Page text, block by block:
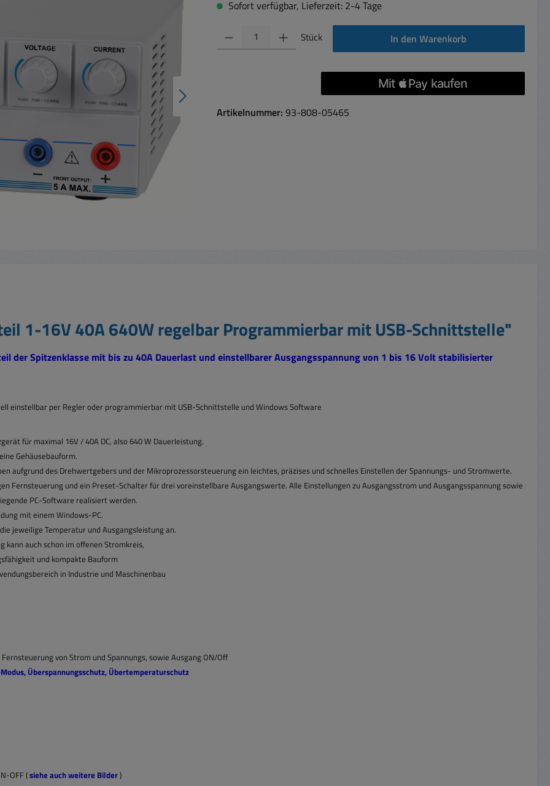
Sofort verfügbar, Lieferzeit: 2-4 Tage
Produkt Anzahl: Gib den gewünschten Wert ein oder benutze die Schaltflächen um die
Stück In den Warenkorb
Artikelnummer: 93-808-05465
1-16V 40A 640W regelbar Programmierbar mit USB-Schnittstelle"
der Spitzenklasse mit bis zu 40A Dauerlast und einstellbarer Ausgangsspannung von 1 bis 16 Volt stabilisierter
einstellbar per Regler oder programmierbar mit USB-Schnittstelle und Windows Software
für maximal 16V / 40A DC, also 640 W Dauerleistung.
Gehäusebauform.
aufgrund des Drehwertgebers und der Mikroprozessorsteuerung ein leichtes, präzises und schnelles Einstellen der Spannungs- und Stromwerte.
Fernsteuerung und ein Preset-Schalter für drei voreinstellbare Ausgangswerte. Alle Einstellungen zu Ausgangsstrom und Ausgangsspannung sowie
PC-Software realisiert werden.
mit einem Windows-PC.
jeweilige Temperatur und Ausgangsleistung an.
kann auch schon im offenen Stromkreis,
und kompakte Bauform
in Industrie und Maschinenbau
von Strom und Spannungs, sowie Ausgang ON/Off
Überspannungsschutz, Übertemperaturschutz
OFF (siehe auch weitere Bilder)